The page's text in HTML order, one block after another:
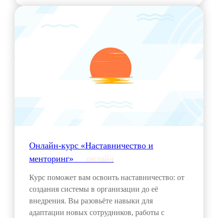
Онлайн-курс «Наставничество и
менторинг»___ онлайн
Курс поможет вам освоить наставничество: от
создания системы в организации до её
внедрения. Вы разовьёте навыки для
адаптации новых сотрудников, работы с